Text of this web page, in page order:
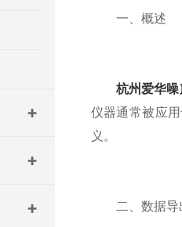
一、概述
杭州爱华噪
仪器通常被应
义。
二、数据导